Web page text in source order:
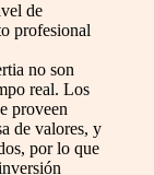
de
profesional
no son
real. Los
proveen
de valores, y
por lo que